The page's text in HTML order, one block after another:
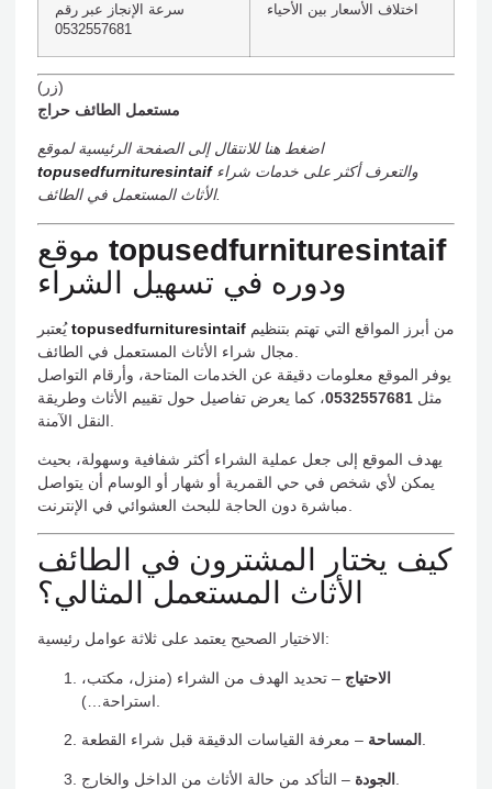
سرعة الإنجاز عبر رقم
0532557681
اختلاف الأسعار بين الأحياء
(زر)
مستعمل الطائف حراج
اضغط هنا للانتقال إلى الصفحة الرئيسية لموقع
topusedfurnituresintaif والتعرف أكثر على خدمات شراء
الأثاث المستعمل في الطائف.
topusedfurnituresintaif
ودوره في تسهيل الشراء
يُعتبرtopusedfurnituresintaif من أبرز المواقع التي تهتم بتنظيم
يوفر الموقع معلومات دقيقة عن الخدمات المتاحة، وأرقام التواصل
مثل 0532557681، كما يعرض تفاصيل حول تقييم الأثاث وطريقة
يهدف الموقع إلى جعل عملية الشراء أكثر شفافية وسهولة، بحيث
يمكن لأي شخص في حي القمرية أو شهار أو الوسام أن يتواصل
كيف يختار المشترون في الطائف
الأثاث المستعمل المثالي؟
الاختيار الصحيح يعتمد على ثلاثة عوامل رئيسية:
الاحتياج – تحديد الهدف من الشراء (منزل، مكتب،
المساحة – معرفة القياسات الدقيقة قبل شراء القطعة.
الجودة